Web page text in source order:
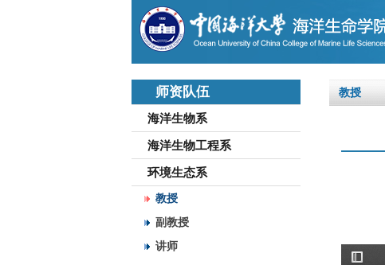
师资队伍
海洋生物系
海洋生物工程系
环境生态系
教授
副教授
讲师
教授